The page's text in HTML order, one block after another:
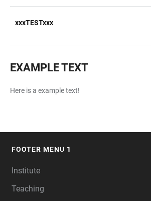
xxxTESTxxx
EXAMPLE TEXT
Here is a example text!
FOOTER MENU 1
Institute
Teaching